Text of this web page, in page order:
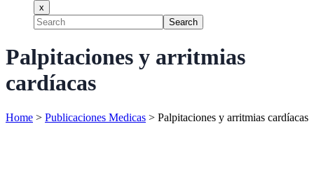
x
Search
Palpitaciones y arritmias
cardíacas
Home > Publicaciones Medicas > Palpitaciones y arritmias cardíacas